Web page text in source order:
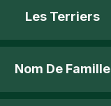
Les Terriers
Nom De Famille